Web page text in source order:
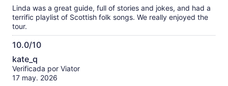
Linda was a great guide, full of stories and jokes, and had a
terrific playlist of Scottish folk songs. We really enjoyed the
tour.
10.0/10
10.0
de
10
kate_q
Verificada por Viator
17 may. 2026